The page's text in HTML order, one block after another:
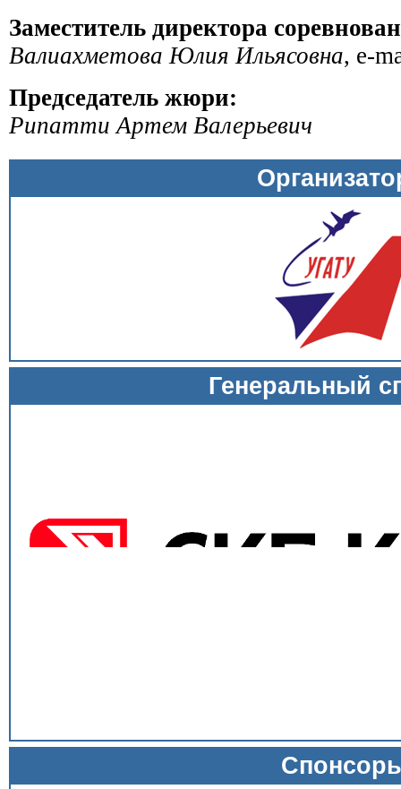
Заместитель директора
Валиахметова Юлия Ильясовна, e-
Председатель жюри:
Рипатти Артем Валерьевич
Генеральный